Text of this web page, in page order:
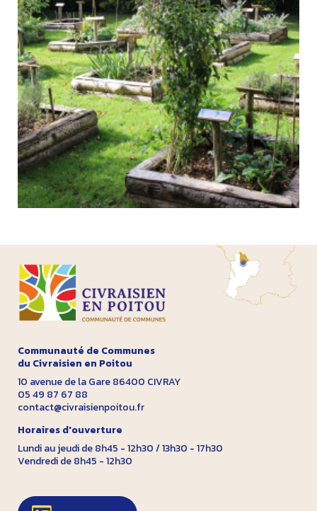
Communauté de Communes
du Civraisien en Poitou
10 avenue de la Gare 86400 CIVRAY
05 49 87 67 88
contact@civraisienpoitou.fr
Horaires d'ouverture
Lundi au jeudi de 8h45 - 12h30 / 13h30 - 17h30
Vendredi de 8h45 - 12h30